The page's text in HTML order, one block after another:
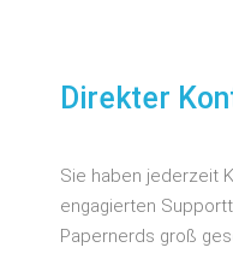
Direkter
Sie haben jederzeit
engagierten
Papernerds groß